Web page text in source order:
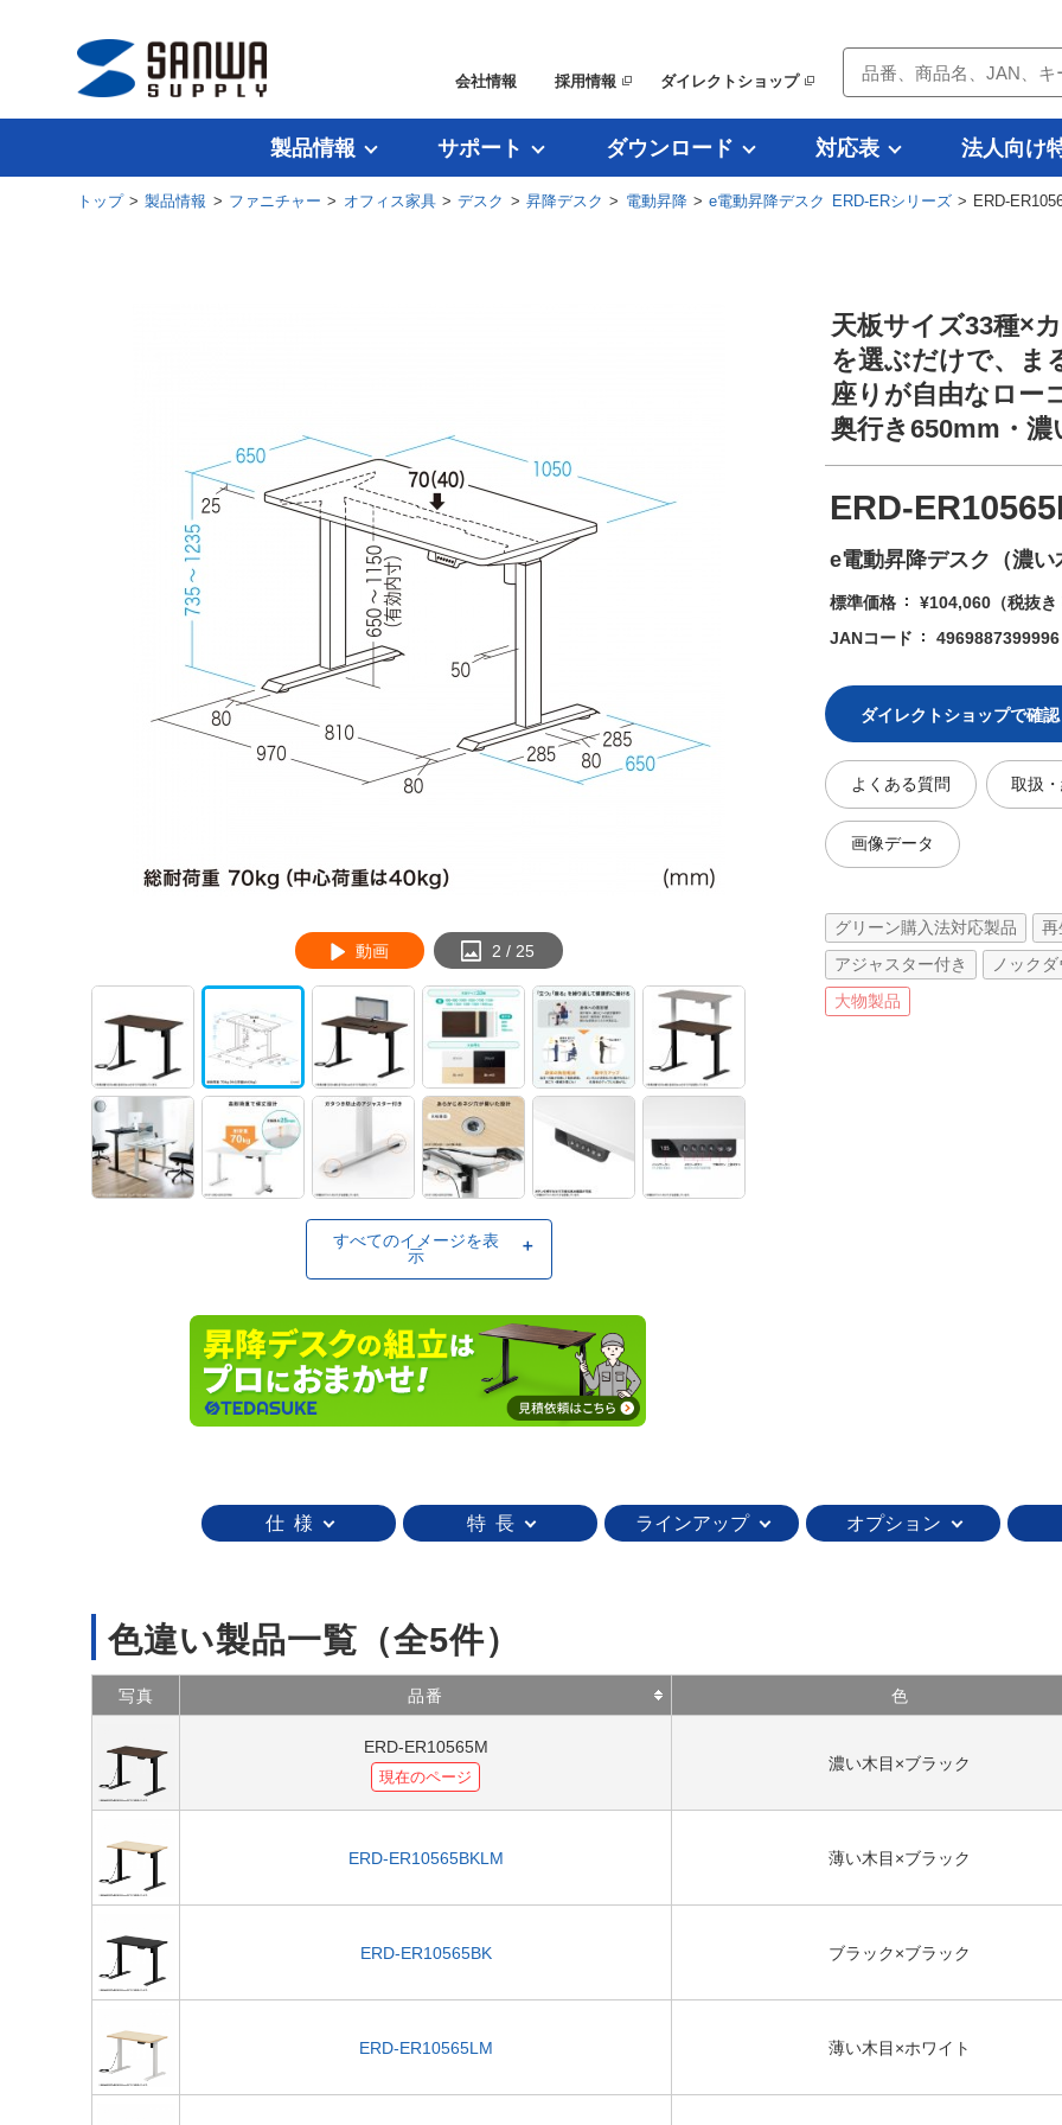
会社情報 採用情報 ダイレクトショップ
製品情報 サポート ダウンロード 対応表 法人向け
トップ>製品情報 > ファニチャー > オフィス家具>デスク > 昇降デスク > 電動昇降>e電動昇降デスク ERD-ERシリーズ> ERD-
動画 2 /25
すべてのイメージを表
示
天板サイズ33種×
を選ぶだけで、ま
座りが自由なロー
奥行き650mm・濃
ERD-
e電動昇降デスク（濃い
標準価格 ¥104,060 （税抜
JANコード
4969887399996
ダイレクトショップで確認
よくある質問 取扱
画像データ
グリーン購入法対応製品 再
アジャスター付き ノック
大物製品
仕 様 特 長 ラインアップ オプション
色違い製品一覧 （全5件）
写真 品番 色
ERD-ER10565M
現在のページ
濃い木目×ブラック
ERD-ER10565BKLM 薄い木目×ブラック
ERD-ER10565BK ブラック×ブラック
ERD-ER10565LM 薄い木目×ホワイト